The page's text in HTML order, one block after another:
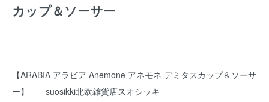
カップ＆ソーサー
【ARABIA アラビア Anemone アネモネ デミタスカップ＆ソーサ
ー】 suosikki北欧雑貨店スオシッキ